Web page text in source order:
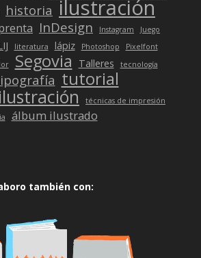
historia ilustración
InDesign Instagram Juego
literatura lápiz Photoshop
Pixelfont
Segovia Talleres
tecnología
tutorial
técnicas de impresión
álbum ilustrado
también con: